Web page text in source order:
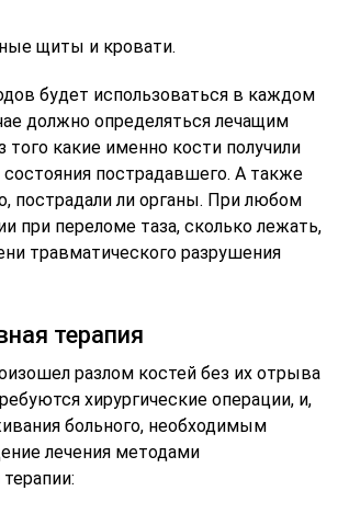
щиты и кровати.
будет использоваться в каждом
должно определяться лечащим
того какие именно кости получили
пострадавшего. А также
пострадали ли органы. При любом
при переломе таза, сколько лежать,
травматического разрушения
терапия
разлом костей без их отрыва
хирургические операции, и,
больного, необходимым
лечения методами